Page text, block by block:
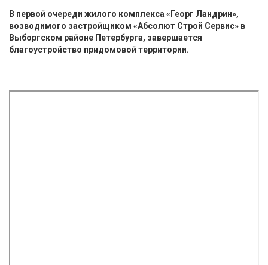
В первой очереди жилого комплекса «Георг Ландрин»,
возводимого застройщиком «Абсолют Строй Сервис» в
Выборгском районе Петербурга, завершается
благоустройство придомовой территории.